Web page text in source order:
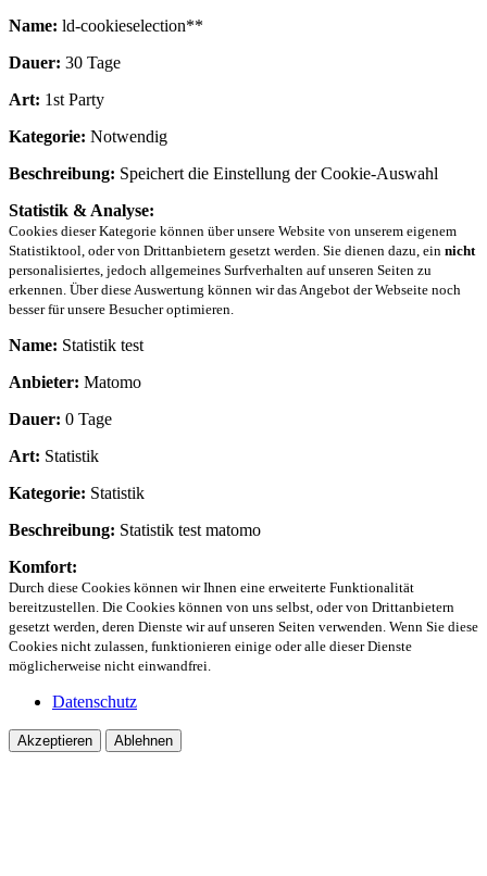
Name: ld-cookieselection**
Dauer: 30 Tage
Art: 1st Party
Kategorie: Notwendig
Beschreibung: Speichert die Einstellung der Cookie-Auswahl
Statistik & Analyse:
Cookies dieser Kategorie können über unsere Website von unserem eigenem
Statistiktool, oder von Drittanbietern gesetzt werden. Sie dienen dazu, ein nicht
personalisiertes, jedoch allgemeines Surfverhalten auf unseren Seiten zu
erkennen. Über diese Auswertung können wir das Angebot der Webseite noch
besser für unsere Besucher optimieren.
Name: Statistik test
Anbieter: Matomo
Dauer: 0 Tage
Art: Statistik
Kategorie: Statistik
Beschreibung: Statistik test matomo
Komfort:
Durch diese Cookies können wir Ihnen eine erweiterte Funktionalität
bereitzustellen. Die Cookies können von uns selbst, oder von Drittanbietern
gesetzt werden, deren Dienste wir auf unseren Seiten verwenden. Wenn Sie diese
Cookies nicht zulassen, funktionieren einige oder alle dieser Dienste
möglicherweise nicht einwandfrei.
Datenschutz
Akzeptieren Ablehnen